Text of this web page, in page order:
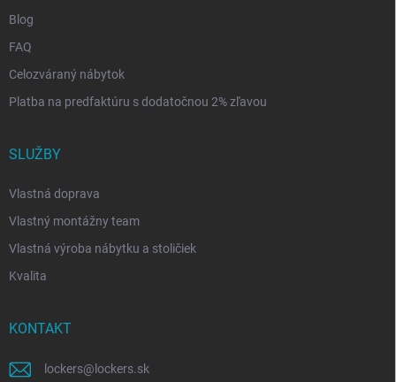
Blog
FAQ
Celozváraný nábytok
Platba na predfaktúru s dodatočnou 2% zľavou
SLUŽBY
Vlastná doprava
Vlastný montážny team
Vlastná výroba nábytku a stoličiek
Kvalita
KONTAKT
lockers@ lockers.sk